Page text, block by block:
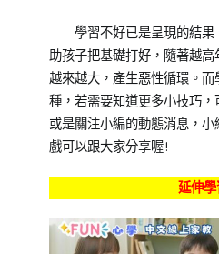
學習不好已是呈現的結果
助孩子把基礎打好，隨著越
越來越大，產生惡性循環。
種，若需要知道更多小技巧，
或是關注小編的動態消息，
戲可以跟大家分享喔!
延伸學